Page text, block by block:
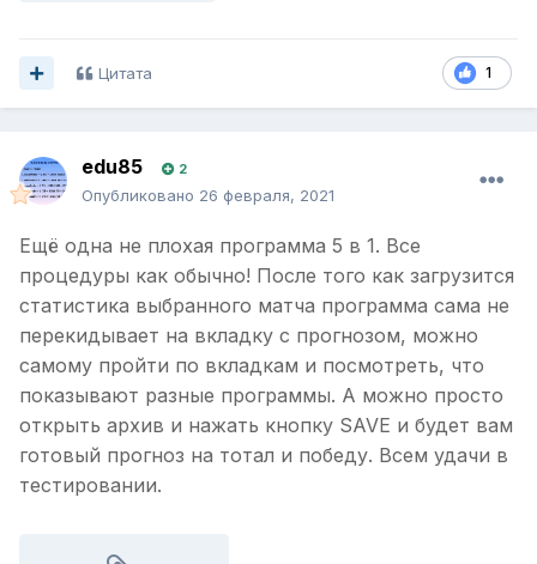
1
Цитата
edu85 2
Опубликовано 26 февраля, 2021
Ещё одна не плохая программа 5 в 1. Все
процедуры как обычно! После того как загрузится
статистика выбранного матча программа сама не
перекидывает на вкладку с прогнозом, можно
самому пройти по вкладкам и посмотреть, что
показывают разные программы. А можно просто
открыть архив и нажать кнопку SAVE и будет вам
готовый прогноз на тотал и победу. Всем удачи в
тестировании.